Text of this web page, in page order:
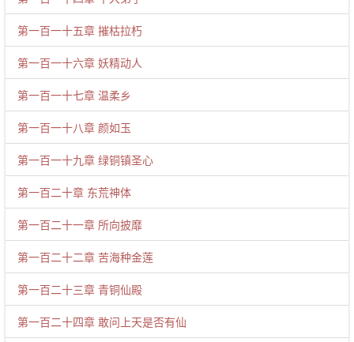
第一百一十五章 摧枯拉朽
第一百一十六章 妖精动人
第一百一十七章 温柔乡
第一百一十八章 颜如玉
第一百一十九章 绿铜镇圣心
第一百二十章 东荒神体
第一百二十一章 所向披靡
第一百二十二章 苦海种金莲
第一百二十三章 青铜仙殿
第一百二十四章 敢问上天是否有仙